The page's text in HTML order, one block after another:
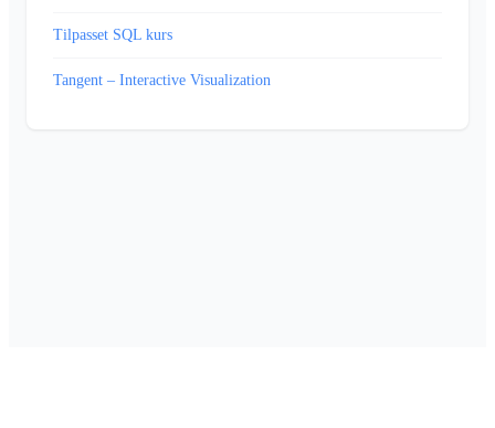
Tilpasset SQL kurs
Tangent – Interactive Visualization